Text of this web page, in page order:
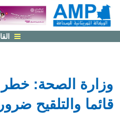
قائما والتلقيح